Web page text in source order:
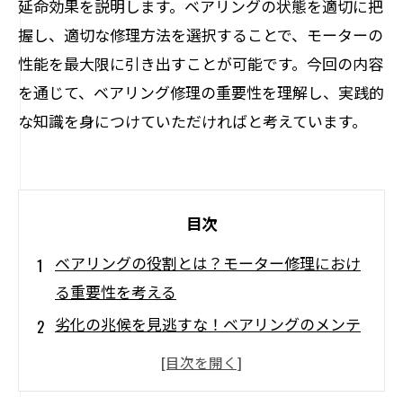
延命効果を説明します。ベアリングの状態を適切に把
握し、適切な修理方法を選択することで、モーターの
性能を最大限に引き出すことが可能です。今回の内容
を通じて、ベアリング修理の重要性を理解し、実践的
な知識を身につけていただければと考えています。
目次
ベアリングの役割とは？モーター修理におけ
る重要性を考える
劣化の兆候を見逃すな！ベアリングのメンテ
具合の悪いベアリングがもたらす影響とは？